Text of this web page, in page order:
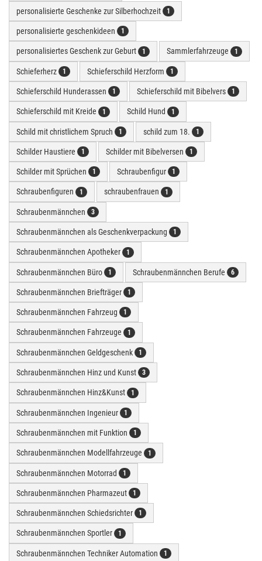
personalisierte Geschenke zur Silberhochzeit 1
personalisierte geschenkideen 1
personalisiertes Geschenk zur Geburt 1 Sammlerfahrzeuge 1
Schieferherz 1 Schieferschild Herzform 1
Schieferschild Hunderassen 1 Schieferschild mit Bibelvers 1
Schieferschild mit Kreide 1 Schild Hund 1
Schild mit christlichem Spruch 1 schild zum 18. 1
Schilder Haustiere 1 Schilder mit Bibelversen 1
Schilder mit Sprüchen 1 Schraubenfigur 1
Schraubenfiguren 1 schraubenfrauen 1
Schraubenmännchen 3
Schraubenmännchen als Geschenkverpackung 1
Schraubenmännchen Apotheker 1
Schraubenmännchen Büro 1 Schraubenmännchen Berufe 6
Schraubenmännchen Briefträger 1
Schraubenmännchen Fahrzeug 1
Schraubenmännchen Fahrzeuge 1
Schraubenmännchen Geldgeschenk 1
Schraubenmännchen Hinz und Kunst 3
Schraubenmännchen Hinz&Kunst 1
Schraubenmännchen Ingenieur 1
Schraubenmännchen mit Funktion 1
Schraubenmännchen Modellfahrzeuge 1
Schraubenmännchen Motorrad 1
Schraubenmännchen Pharmazeut 1
Schraubenmännchen Schiedsrichter 1
Schraubenmännchen Sportler 1
Schraubenmännchen Techniker Automation 1